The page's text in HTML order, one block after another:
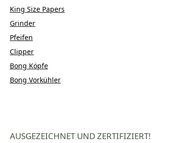
King Size Papers
Grinder
Pfeifen
Clipper
Bong Köpfe
Bong Vorkühler
AUSGEZEICHNET UND ZERTIFIZIERT!